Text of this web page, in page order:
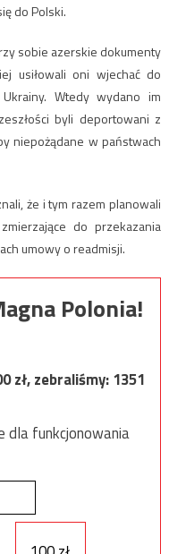
do Polski.
sobie azerskie dokumenty
usiłowali oni wjechać do
Wtedy wydano im
byli deportowani z
niepożądane w państwach
że i tym razem planowali
do przekazania
umowy o readmisji.
Polonia!
zł, zebraliśmy:1351
dla funkcjonowania